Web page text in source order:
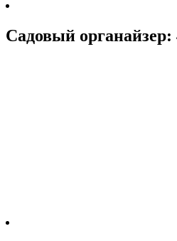
Садовый органайзер: